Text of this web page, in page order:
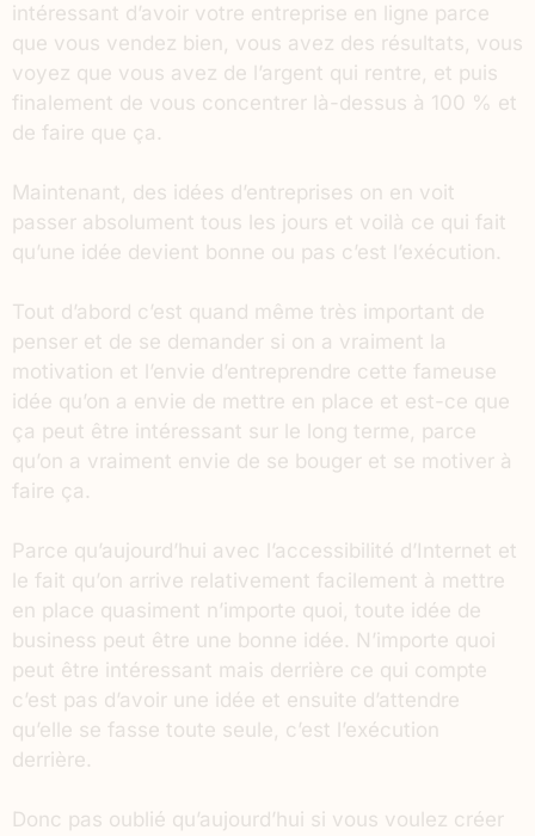
intéressant d’avoir votre entreprise en ligne parce
que vous vendez bien, vous avez des résultats, vous
voyez que vous avez de l’argent qui rentre, et puis
finalement de vous concentrer là-dessus à 100 % et
de faire que ça.
Maintenant, des idées d’entreprises on en voit
passer absolument tous les jours et voilà ce qui fait
qu’une idée devient bonne ou pas c’est l’exécution.
Tout d’abord c’est quand même très important de
penser et de se demander si on a vraiment la
motivation et l’envie d’entreprendre cette fameuse
idée qu’on a envie de mettre en place et est-ce que
ça peut être intéressant sur le long terme, parce
qu’on a vraiment envie de se bouger et se motiver à
faire ça.
Parce qu’aujourd’hui avec l’accessibilité d’Internet et
le fait qu’on arrive relativement facilement à mettre
en place quasiment n’importe quoi, toute idée de
business peut être une bonne idée. N’importe quoi
peut être intéressant mais derrière ce qui compte
c’est pas d’avoir une idée et ensuite d’attendre
qu’elle se fasse toute seule, c’est l’exécution
derrière.
Donc pas oublié qu’aujourd’hui si vous voulez créer